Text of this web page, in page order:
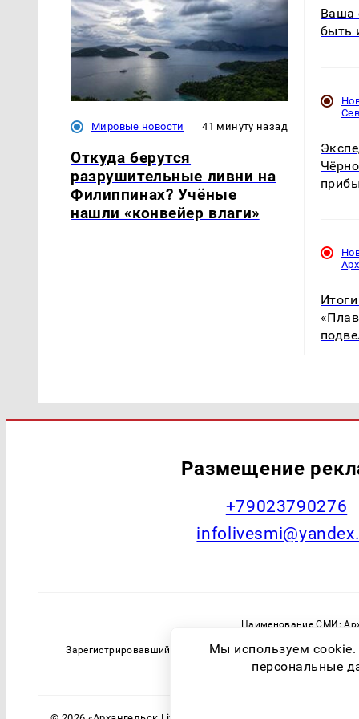
Мировые новости 41 минуту назад
Откуда берутся
разрушительные ливни на
Филиппинах? Учёные
нашли «конвейер влаги»
Ваша
быть
Размещение
+79023790276
Наименование СМИ:
Зарегистрировавший орган: Федеральная служба по
Мы используем
персональные